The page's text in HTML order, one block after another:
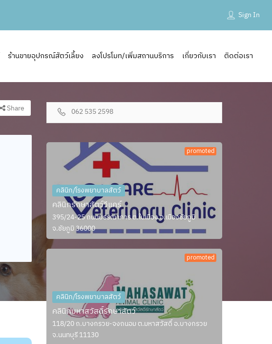
Sign In
ร้านขายอุปกรณ์สัตว์เลี้ยง ลงโปรโมท/เพิ่มสถานบริการ เกี่ยวกับเรา ติดต่อเรา
Share 062 535 2598
promoted
คลินิก/โรงพยาบาลสัตว์
คลินิกรักษาสัตว์วีแคร์
395/24-25 ถนนบรรณาการ ต.ในเมือง อ.เมืองชัยภูมิ
จ.ชัยภูมิ 36000
promoted
คลินิก/โรงพยาบาลสัตว์
คลินิกมหาสวัสดิ์รักษาสัตว์
118/20 ถ.บางกรวย-จงถนอม ต.มหาสวัสดิ์ อ.บางกรวย
จ.นนทบุรี 11130